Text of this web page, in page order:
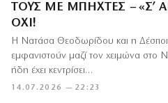
ΤΟΥΣ ΜΕ ΜΠΗΧΤΈΣ – «Σ’
ΌΧΙ!
14.07.2026 — 22:23
Η Νατάσα Θεοδωρίδου και η
εμφανιστούν μαζί τον χειμώνα στο
ήδη έχει κεντρίσει…